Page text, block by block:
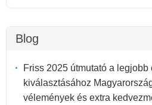
Blog
Friss 2025 útmutató a
kiválasztásához
vélemények és extra